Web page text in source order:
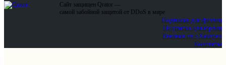
Сайт защищен Qrator —
самой забойной защитой от DDoS в мире
Подписка для физлиц
Подписка для юрлиц
Реклама на «Хакере»
Контакты